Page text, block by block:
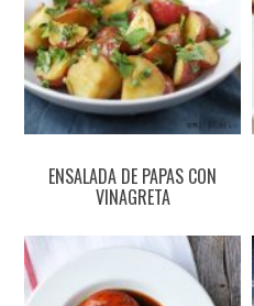
ENSALADA DE PAPAS CON
VINAGRETA